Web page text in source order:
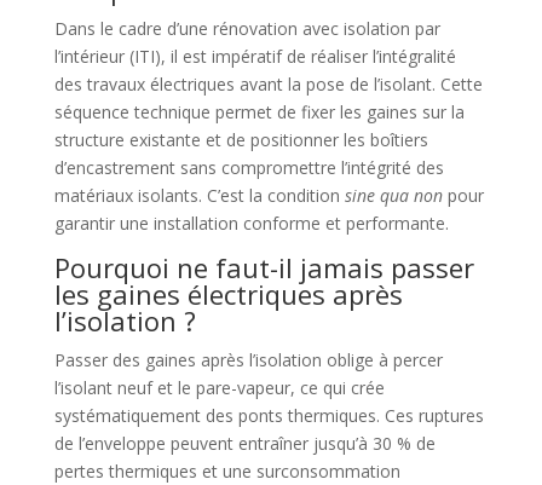
Dans le cadre d’une rénovation avec isolation par
l’intérieur (ITI), il est impératif de réaliser l’intégralité
des travaux électriques avant la pose de l’isolant. Cette
séquence technique permet de fixer les gaines sur la
structure existante et de positionner les boîtiers
d’encastrement sans compromettre l’intégrité des
matériaux isolants. C’est la condition sine qua nonpour
garantir une installation conforme et performante.
Pourquoi ne faut-il jamais passer
les gaines électriques après
l’isolation ?
Passer des gaines après l’isolation oblige à percer
l’isolant neuf et le pare-vapeur, ce qui crée
systématiquement des ponts thermiques. Ces ruptures
de l’enveloppe peuvent entraîner jusqu’à 30 % de
pertes thermiques et une surconsommation